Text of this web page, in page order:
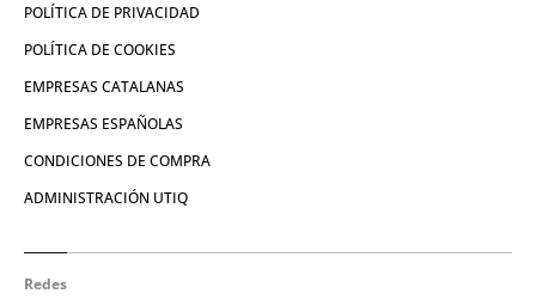
POLÍTICA DE PRIVACIDAD
POLÍTICA DE COOKIES
EMPRESAS CATALANAS
EMPRESAS ESPAÑOLAS
CONDICIONES DE COMPRA
ADMINISTRACIÓN UTIQ
Redes